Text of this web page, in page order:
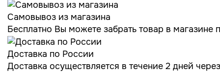
Самовывоз из магазина
Бесплатно Вы можете забрать товар в
Доставка по России
Доставка осуществляется в течение 2 дней